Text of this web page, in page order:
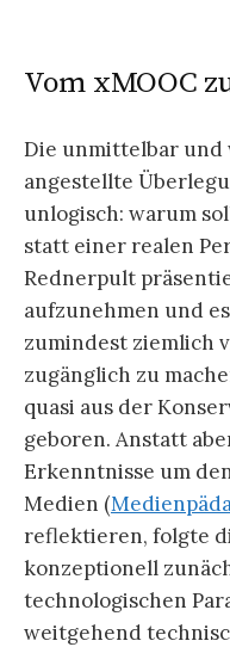
Vom xMOOC
Die unmittelbar und
angestellte
unlogisch: warum
statt einer realen
Rednerpult
aufzunehmen und
zumindest ziemlich
zugänglich zu
quasi aus der
geboren. Anstatt
Erkenntnisse um
Medien (
reflektieren, folgte
konzeptionell
technologischen
weitgehend